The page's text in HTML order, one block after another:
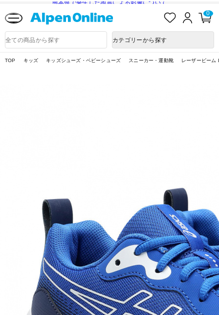
熊本県で発生した地震による影響について
入
ロ
ン
0
品
検
カテゴリーから探す
TOP キッズ キッズシューズ・ベビーシューズ スニーカー・運動靴 レーザービーム